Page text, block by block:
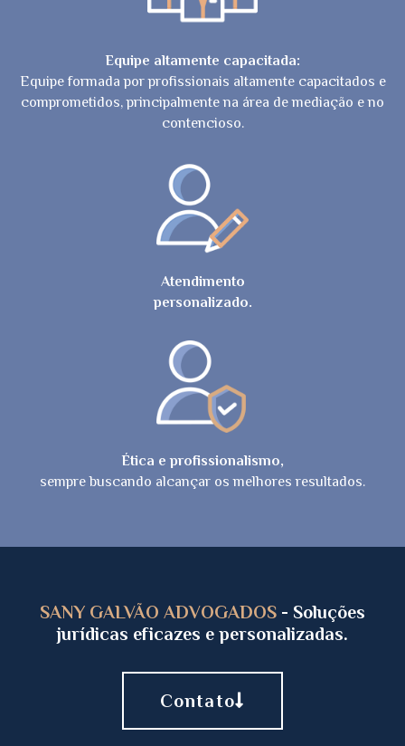
Equipe altamente capacitada:
Equipe formada por profissionais altamente capacitados e
comprometidos, principalmente na área de mediação e no
contencioso.
Atendimento
personalizado.
Ética e profissionalismo,
sempre buscando alcançar os melhores resultados.
SANY GALVÃO ADVOGADOS - Soluções
jurídicas eficazes e personalizadas.
Contato